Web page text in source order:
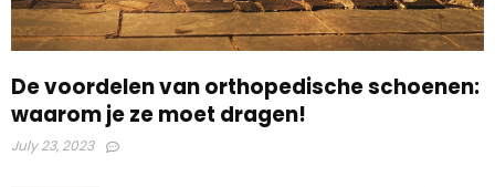
De voordelen van orthopedische schoenen:
waarom je ze moet dragen!
July 23, 2023